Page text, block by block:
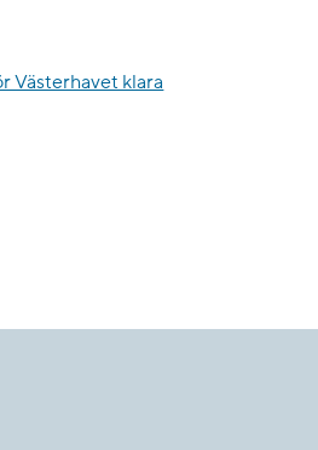
Västerhavet klara